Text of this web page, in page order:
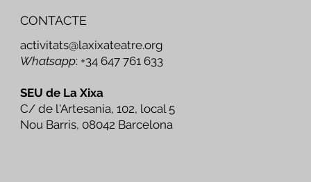
CONTACTE
activitats@laxixateatre.org
Whatsapp: +34 647 761 633
SEU de La Xixa
C/ de l'Artesania, 102, local 5
Nou Barris, 08042 Barcelona